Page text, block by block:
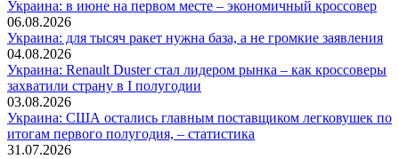
Украина: в июне на первом месте – экономичный кроссовер
06.08.2026
Украина: для тысяч ракет нужна база, а не громкие заявления
04.08.2026
Украина: Renault Duster стал лидером рынка – как кроссоверы
захватили страну в I полугодии
03.08.2026
Украина: США остались главным поставщиком легковушек по
итогам первого полугодия, – статистика
31.07.2026